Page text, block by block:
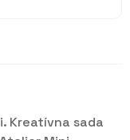
Kreatívna sada